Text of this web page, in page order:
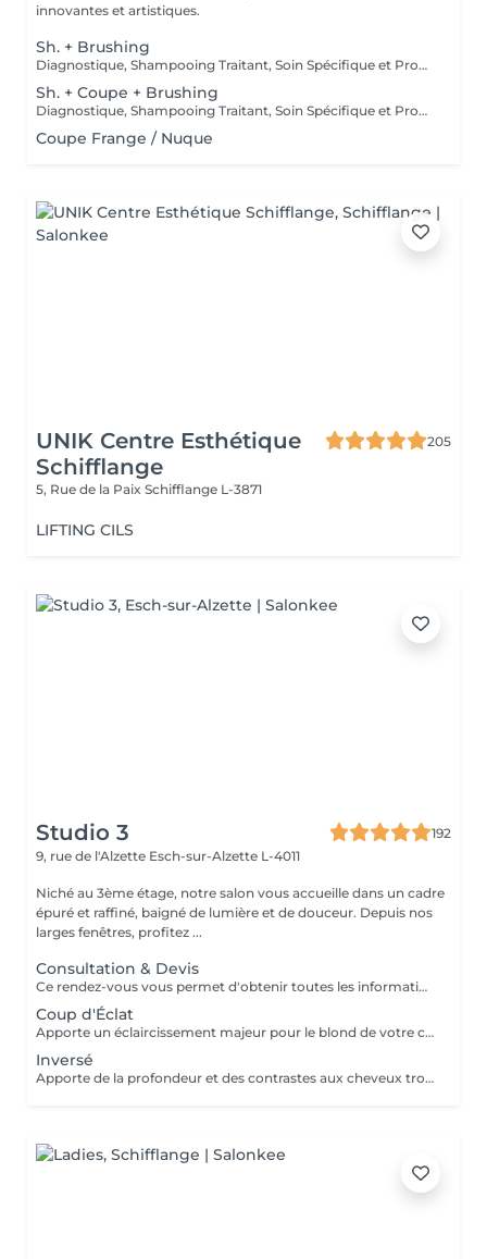
innovantes et artistiques.
Sh. + Brushing
Diagnostique, Shampooing Traitant, Soin Spécifique et Produits Coiffants inclus
Sh. + Coupe + Brushing
Diagnostique, Shampooing Traitant, Soin Spécifique et Produits Coiffants inclus
Coupe Frange / Nuque
UNIK Centre Esthétique
Schifflange
205
5, Rue de la Paix Schifflange L-3871
LIFTING CILS
Studio 3
192
9, rue de l'Alzette Esch-sur-Alzette L-4011
Niché au 3ème étage, notre salon vous accueille dans un cadre
épuré et raffiné, baigné de lumière et de douceur. Depuis nos
larges fenêtres, profitez ...
Consultation & Devis
Ce rendez-vous vous permet d'obtenir toutes les informations nécessaires avant votre prestation : - conseils personnalisés - étude de vos besoins - diagnostic du cheveu Le montant de la consultation sera déduit de votre prestation finale si vous réservez immédiatement après ce rendez-vous.
Coup d'Éclat
Apporte un éclaircissement majeur pour le blond de votre choix - consultation - balayage - soin epres - gloss - coupe & coiffage Le prix peut varier selon la quantité des produits utilisés.
Inversé
Apporte de la profondeur et des contrastes aux cheveux trop clairs suite à un balayage ou décoloration - consultation - balayage - soin epres - gloss - coupe & coiffage Le prix peut varier selon la quantité des produits utilisés.